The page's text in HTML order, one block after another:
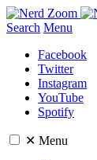
Search Menu
Facebook
Twitter
Instagram
YouTube
Spotify
✕ Menu